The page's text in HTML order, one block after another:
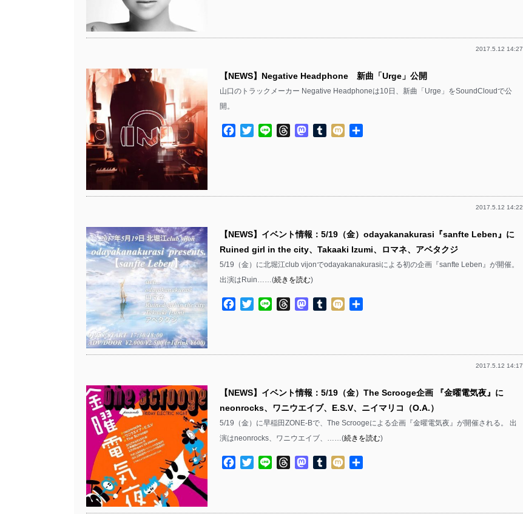
2017.5.12 14:27
【NEWS】Negative Headphone 新曲「Urge」公開
山口のトラックメーカー Negative Headphoneは10日、新曲「Urge」をSoundCloudで公
開。
Facebook
TwitterLine ThreadsMastodon
TumblrMixi
2017.5.12 14:22
【NEWS】イベント情報：5/19（金）odayakanakurasi『sanfte Leben』に
Ruined girl in the city、Takaaki Izumi、ロマネ、アベタクジ
5/19（金）に北堀江club vijonでodayakanakurasiによる初の企画『sanfte Leben』が開催。
出演はRuin……(続きを読む)
Facebook
TwitterLine ThreadsMastodon
TumblrMixi
2017.5.12 14:17
【NEWS】イベント情報：5/19（金）The Scrooge企画 『金曜電気夜』に
neonrocks、ワニウエイブ、E.S.V、ニイマリコ（O.A.）
5/19（金）に早稲田ZONE-Bで、The Scroogeによる企画『金曜電気夜』が開催される。 出
演はneonrocks、ワニウエイブ、……(続きを読む)
Facebook
TwitterLine ThreadsMastodon
TumblrMixi